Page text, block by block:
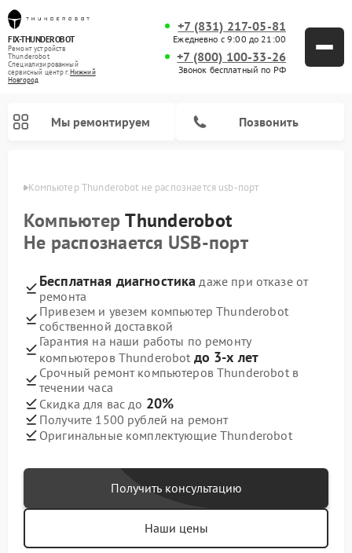
FIX-THUNDEROBOT
Ремонт устройств
Thunderobot
Специализированный
cервисный центр г.Нижний
Новгород
+7 (831) 217-05-81
Ежедневно с 9:00 до 21:00
+7 (800) 100-33-26
Звонок бесплатный по РФ
Мы ремонтируем Позвонить
Компьютер Thunderobot не распознается usb-порт
КомпьютерThunderobot
Не распознается USB-порт
Бесплатная диагностика даже при отказе от
ремонта
Привезем и увезем компьютер Thunderobot
собственной доставкой
Гарантия на наши работы по ремонту
компьютеров Thunderobot до 3-х лет
Срочный ремонт компьютеров Thunderobot в
течении часа
Скидка для вас до 20%
Получите 1500 рублей на ремонт
Оригинальные комплектующие Thunderobot
Получить консультацию
Наши цены